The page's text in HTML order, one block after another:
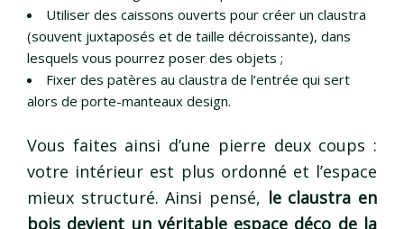
Utiliser des caissons ouverts pour créer un claustra
(souvent juxtaposés et de taille décroissante), dans
lesquels vous pourrez poser des objets ;
Fixer des patères au claustra de l’entrée qui sert
alors de porte-manteaux design.
Vous faites ainsi d’une pierre deux coups :
votre intérieur est plus ordonné et l’espace
mieux structuré. Ainsi pensé, le claustra en
bois devient un véritable espace déco de la